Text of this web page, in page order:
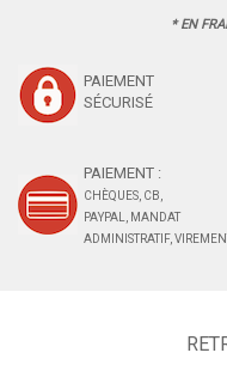
* EN
PAIEMENT
SÉCURISÉ
PAIEMENT :
CHÈQUES, CB,
PAYPAL, MANDAT
ADMINISTRATIF,